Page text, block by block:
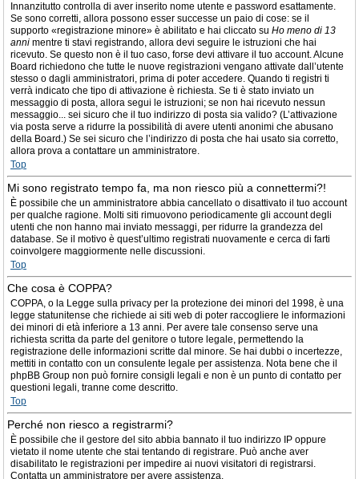
Innanzitutto controlla di aver inserito nome utente e password esattamente.
Se sono corretti, allora possono esser successe un paio di cose: se il
supporto «registrazione minore» è abilitato e hai cliccato su Ho meno di 13
anni mentre ti stavi registrando, allora devi seguire le istruzioni che hai
ricevuto. Se questo non è il tuo caso, forse devi attivare il tuo account. Alcune
Board richiedono che tutte le nuove registrazioni vengano attivate dall’utente
stesso o dagli amministratori, prima di poter accedere. Quando ti registri ti
verrà indicato che tipo di attivazione è richiesta. Se ti è stato inviato un
messaggio di posta, allora segui le istruzioni; se non hai ricevuto nessun
messaggio... sei sicuro che il tuo indirizzo di posta sia valido? (L’attivazione
via posta serve a ridurre la possibilità di avere utenti anonimi che abusano
della Board.) Se sei sicuro che l’indirizzo di posta che hai usato sia corretto,
allora prova a contattare un amministratore.
Top
Mi sono registrato tempo fa, ma non riesco più a connettermi?!
È possibile che un amministratore abbia cancellato o disattivato il tuo account
per qualche ragione. Molti siti rimuovono periodicamente gli account degli
utenti che non hanno mai inviato messaggi, per ridurre la grandezza del
database. Se il motivo è quest’ultimo registrati nuovamente e cerca di farti
coinvolgere maggiormente nelle discussioni.
Top
Che cosa è COPPA?
COPPA, o la Legge sulla privacy per la protezione dei minori del 1998, è una
legge statunitense che richiede ai siti web di poter raccogliere le informazioni
dei minori di età inferiore a 13 anni. Per avere tale consenso serve una
richiesta scritta da parte del genitore o tutore legale, permettendo la
registrazione delle informazioni scritte dal minore. Se hai dubbi o incertezze,
mettiti in contatto con un consulente legale per assistenza. Nota bene che il
phpBB Group non può fornire consigli legali e non è un punto di contatto per
questioni legali, tranne come descritto.
Top
Perché non riesco a registrarmi?
È possibile che il gestore del sito abbia bannato il tuo indirizzo IP oppure
vietato il nome utente che stai tentando di registrare. Può anche aver
disabilitato le registrazioni per impedire ai nuovi visitatori di registrarsi.
Contatta un amministratore per avere assistenza.